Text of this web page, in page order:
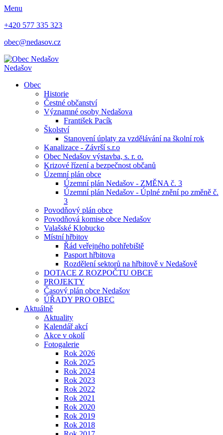
Menu
+420 577 335 323
obec@nedasov.cz
Nedašov
Obec
Historie
Čestné občanství
Významné osoby Nedašova
František Pacík
Školství
Stanovení úplaty za vzdělávání na školní rok
Kanalizace - Závrší s.r.o
Obec Nedašov výstavba, s. r. o.
Krizové řízení a bezpečnost občanů
Územní plán obce
Územní plán Nedašov - ZMĚNA č. 3
Územní plán Nedašov - Úplné znění po změně č.
3
Povodňový plán obce
Povodňová komise obce Nedašov
Valašské Klobucko
Místní hřbitov
Řád veřejného pohřebiště
Pasport hřbitova
Rozdělení sektorů na hřbitově v Nedašově
DOTACE Z ROZPOČTU OBCE
PROJEKTY
Časový plán obce Nedašov
ÚŘADY PRO OBEC
Aktuálně
Aktuality
Kalendář akcí
Akce v okolí
Fotogalerie
Rok 2026
Rok 2025
Rok 2024
Rok 2023
Rok 2022
Rok 2021
Rok 2020
Rok 2019
Rok 2018